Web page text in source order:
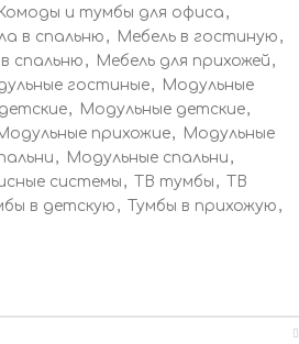
Комоды и тумбы для офиса ,
в спальню , Мебель в гостиную ,
спальню , Мебель для прихожей ,
гостиные, Модульные
, Модульные детские,
прихожие, Модульные
, Модульные спальни ,
системы , ТВ тумбы ,
ТВ
в детскую, Тумбы в прихожую ,